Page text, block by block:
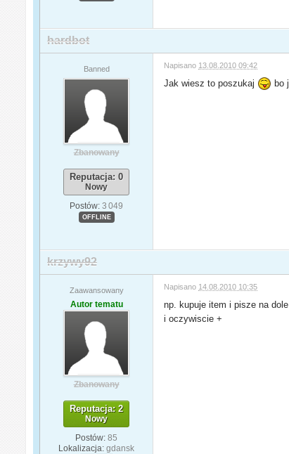
hardbot
Banned
Zbanowany
Reputacja: 0
Nowy
Postów: 3 049
OFFLINE
Napisano 13.08.2010 09:42
Jak wiesz to poszukaj bo
krzywy92
Zaawansowany
Autor tematu
Zbanowany
Reputacja: 2
Nowy
Postów: 85
Lokalizacja: gdansk
Napisano 14.08.2010 10:35
np. kupuje item i pisze na
i oczywiscie +